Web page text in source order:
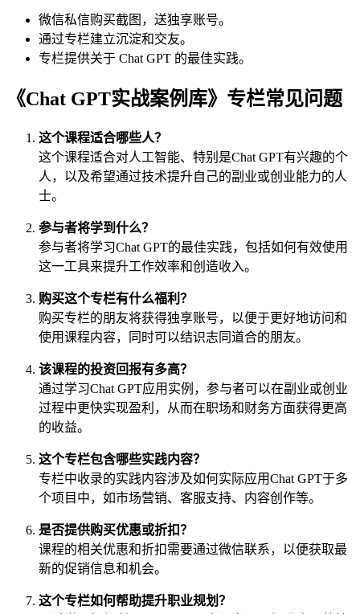
微信私信购买截图，送独享账号。
通过专栏建立沉淀和交友。
专栏提供关于 Chat GPT 的最佳实践。
《Chat GPT实战案例库》专栏常见问题
这个课程适合哪些人？
这个课程适合对人工智能、特别是Chat GPT有兴趣的个
人，以及希望通过技术提升自己的副业或创业能力的人
士。
参与者将学到什么？
参与者将学习Chat GPT的最佳实践，包括如何有效使用
这一工具来提升工作效率和创造收入。
购买这个专栏有什么福利？
购买专栏的朋友将获得独享账号，以便于更好地访问和
使用课程内容，同时可以结识志同道合的朋友。
该课程的投资回报有多高？
通过学习Chat GPT应用实例，参与者可以在副业或创业
过程中更快实现盈利，从而在职场和财务方面获得更高
的收益。
这个专栏包含哪些实践内容？
专栏中收录的实践内容涉及如何实际应用Chat GPT于多
个项目中，如市场营销、客服支持、内容创作等。
是否提供购买优惠或折扣？
课程的相关优惠和折扣需要通过微信联系，以便获取最
新的促销信息和机会。
这个专栏如何帮助提升职业规划？